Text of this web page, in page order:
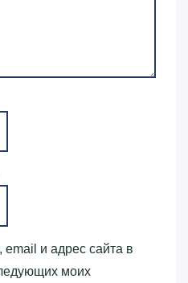
и адрес сайта в
моих